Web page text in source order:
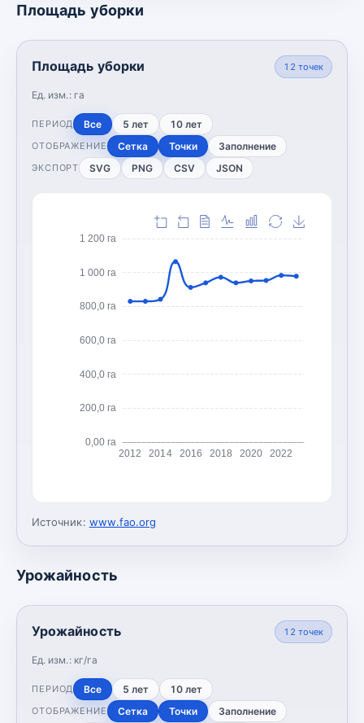
Площадь уборки
Площадь уборки
Ед. изм.: га
12 точек
ПЕРИОД Все 5 лет 10 лет
ОТОБРАЖЕНИЕ Сетка Точки Заполнение
ЭКСПОРТ SVG PNG CSV JSON
0,00 га
200,0 га
400,0 га
600,0 га
800,0 га
1 000 га
1 200 га
2012 2014 2016 2018 2020 2022
Источник: www.fao.org
Урожайность
Урожайность
Ед. изм.: кг/га
12 точек
ПЕРИОД Все 5 лет 10 лет
ОТОБРАЖЕНИЕ Сетка Точки Заполнение